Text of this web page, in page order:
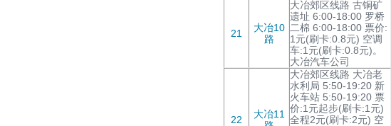
21
大冶10
路
大冶郊区线路 古铜矿
遗址 6:00-18:00 罗桥
二棉 6:00-18:00 票价:
1元(刷卡:0.8元) 空调
车:1元(刷卡:0.8元)。
大冶汽车公司
22
大冶11
大冶郊区线路 大冶老
水利局 5:50-19:20 新
火车站 5:50-19:20 票
价:1元起步(刷卡:1元)
全程2元(刷卡:2元) 空